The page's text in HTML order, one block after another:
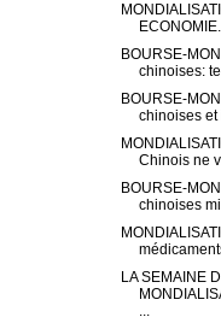
BOURSE-
chinoises:
BOURSE-
chinoises
Chinois ne
BOURSE-
chinoises
LA SEMAINE
...